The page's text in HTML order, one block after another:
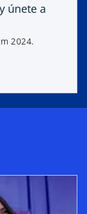
únete a
2024.